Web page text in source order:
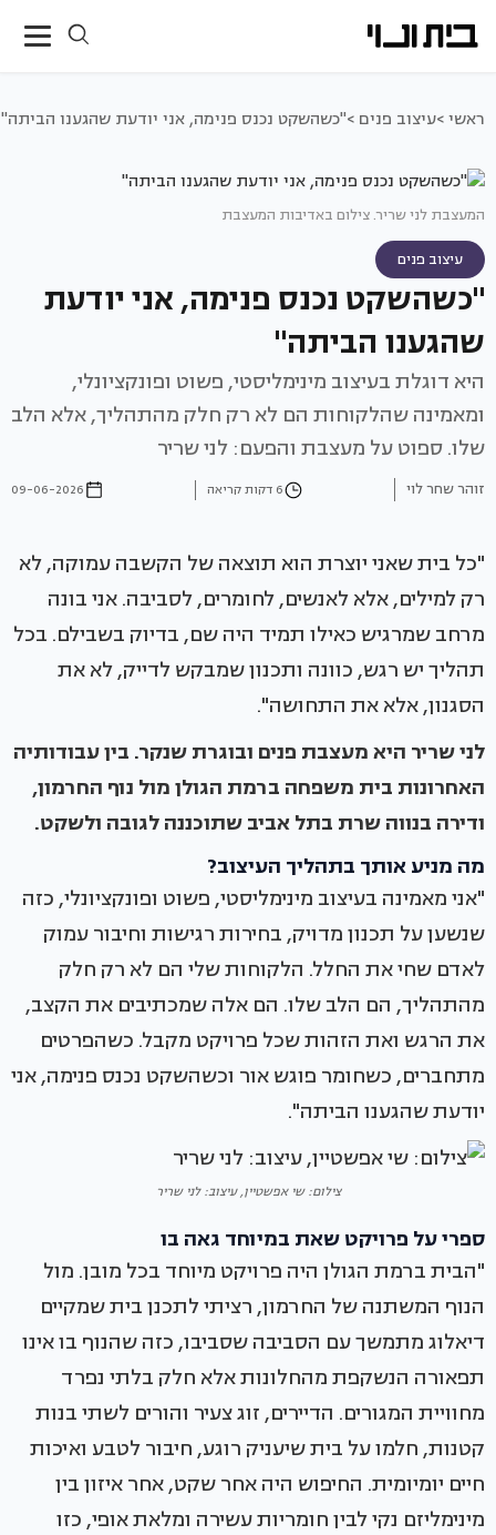
ראשי >עיצוב פנים >"כשהשקט נכנס פנימה, אני יודעת שהגענו הביתה"
המעצבת לני שריר. צילום באדיבות המעצבת
עיצוב פנים
"כשהשקט נכנס פנימה, אני יודעת
שהגענו הביתה"
היא דוגלת בעיצוב מינימליסטי, פשוט ופונקציונלי,
ומאמינה שהלקוחות הם לא רק חלק מהתהליך, אלא הלב
שלו. ספוט על מעצבת והפעם: לני שריר
זוהר שחר לוי 6 דקות קריאה 09-06-2026
"כל בית שאני יוצרת הוא תוצאה של הקשבה עמוקה, לא
רק למילים, אלא לאנשים, לחומרים, לסביבה. אני בונה
מרחב שמרגיש כאילו תמיד היה שם, בדיוק בשבילם. בכל
תהליך יש רגש, כוונה ותכנון שמבקש לדייק, לא את
הסגנון, אלא את התחושה".
לני שריר היא מעצבת פנים ובוגרת שנקר. בין עבודותיה
האחרונות בית משפחה ברמת הגולן מול נוף החרמון,
ודירה בנווה שרת בתל אביב שתוכננה לגובה ולשקט.
מה מניע אותך בתהליך העיצוב?
"אני מאמינה בעיצוב מינימליסטי, פשוט ופונקציונלי, כזה
שנשען על תכנון מדויק, בחירות רגישות וחיבור עמוק
לאדם שחי את החלל. הלקוחות שלי הם לא רק חלק
מהתהליך, הם הלב שלו. הם אלה שמכתיבים את הקצב,
את הרגש ואת הזהות שכל פרויקט מקבל. כשהפרטים
מתחברים, כשחומר פוגש אור וכשהשקט נכנס פנימה, אני
יודעת שהגענו הביתה".
צילום: שי אפשטיין, עיצוב: לני שריר
ספרי על פרויקט שאת במיוחד גאה בו
"הבית ברמת הגולן היה פרויקט מיוחד בכל מובן. מול
הנוף המשתנה של החרמון, רציתי לתכנן בית שמקיים
דיאלוג מתמשך עם הסביבה שסביבו, כזה שהנוף בו אינו
תפאורה הנשקפת מהחלונות אלא חלק בלתי נפרד
מחוויית המגורים. הדיירים, זוג צעיר והורים לשתי בנות
קטנות, חלמו על בית שיעניק רוגע, חיבור לטבע ואיכות
חיים יומיומית. החיפוש היה אחר שקט, אחר איזון בין
מינימליזם נקי לבין חומריות עשירה ומלאת אופי, כזו